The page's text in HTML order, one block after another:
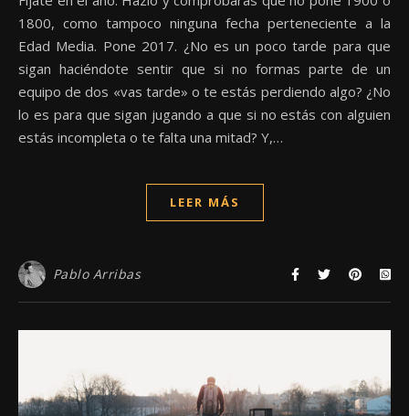
1800, como tampoco ninguna fecha perteneciente a la
Edad Media. Pone 2017. ¿No es un poco tarde para que
sigan haciéndote sentir que si no formas parte de un
equipo de dos «vas tarde» o te estás perdiendo algo? ¿No
lo es para que sigan jugando a que si no estás con alguien
estás incompleta o te falta una mitad? Y,…
LEER MÁS
Pablo Arribas